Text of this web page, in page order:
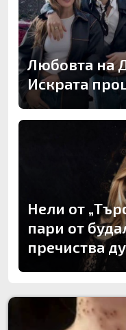
Любовта на
Искрата
Нели от
пари от
пречиства